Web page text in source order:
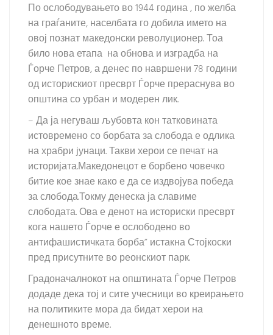
По ослободувањето во 1944 година , по желба
на граѓаните, населбата го добила името на
овој познат македонски револуционер. Тоа
било нова етапа на обнова и изградба на
Ѓорче Петров, а денес по навршени 78 години
од историскиот пресврт Ѓорче прераснува во
општина со урбан и модерен лик.
– Да ја негуваш љубовта кон татковината
истовремено со борбата за слобода е одлика
на храбри јунаци. Такви херои се печат на
историјата.Македонецот е борбено човечко
битие кое знае како е да се издвојува победа
за слобода.Токму денеска ја славиме
слободата. Ова е денот на историски пресврт
кога нашето Ѓорче е ослободено во
антифашистичката борба” истакна Стојкоски
пред присутните во реонскиот парк.
Градоначалнокот на општината Ѓорче Петров
додаде дека тој и сите учесници во креирањето
на политиките мора да бидат херои на
денешното време.